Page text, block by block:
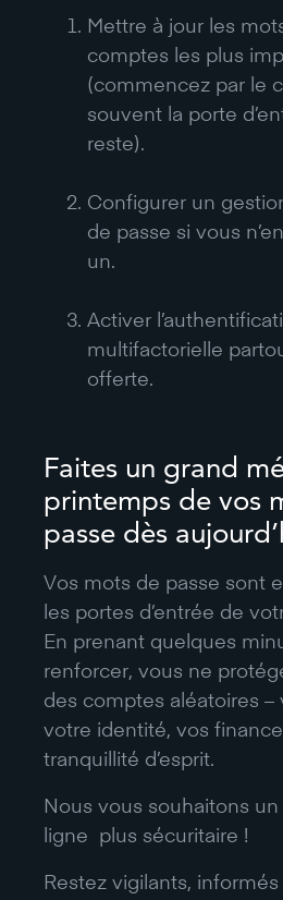
Mettre à jour les
comptes les plus
(commencez par le
souvent la porte
reste).
Configurer un
de passe si vous
un.
Activer
multifactorielle
offerte.
Faites un grand
printemps de vos
passe dès
Vos mots de passe sont
les portes d’entrée de
En prenant quelques
renforcer, vous ne
des comptes aléatoires –
votre identité, vos
tranquillité d’esprit.
Nous vous souhaitons
ligne plus sécuritaire !
Restez vigilants,